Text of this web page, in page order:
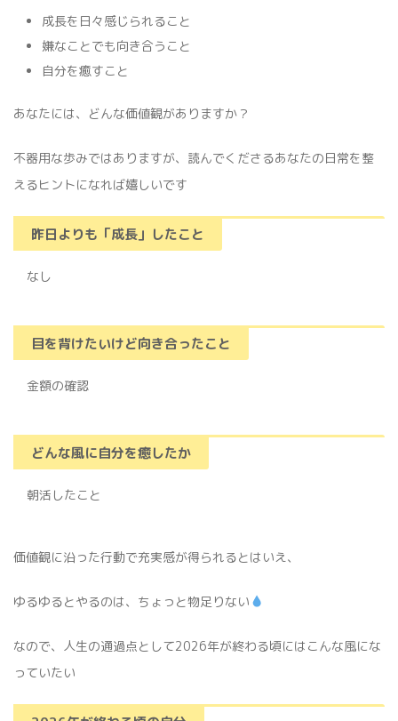
成長を日々感じられること
嫌なことでも向き合うこと
自分を癒すこと
あなたには、どんな価値観がありますか？
不器用な歩みではありますが、読んでくださるあなたの日常を整
えるヒントになれば嬉しいです
昨日よりも「成長」したこと
なし
目を背けたいけど向き合ったこと
金額の確認
どんな風に自分を癒したか
朝活したこと
価値観に沿った行動で充実感が得られるとはいえ、
ゆるゆるとやるのは、ちょっと物足りない
なので、人生の通過点として2026年が終わる頃にはこんな風にな
っていたい